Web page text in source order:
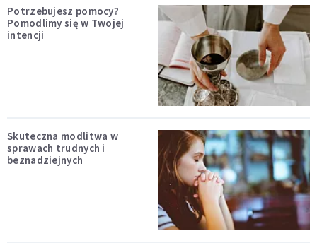
Potrzebujesz pomocy?
Pomodlimy się w Twojej
intencji
Skuteczna modlitwa w
sprawach trudnych i
beznadziejnych